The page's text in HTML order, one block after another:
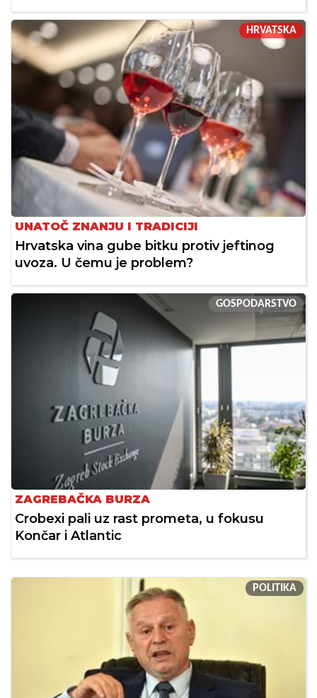
HRVATSKA
UNATOČ ZNANJU I TRADICIJI
Hrvatska vina gube bitku protiv jeftinog
uvoza. U čemu je problem?
GOSPODARSTVO
ZAGREBAČKA BURZA
Crobexi pali uz rast prometa, u fokusu
Končar i Atlantic
POLITIKA